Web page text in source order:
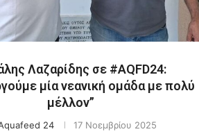
Λαζαρίδης σε #AQFD24:
μία νεανική ομάδα με πολύ
μέλλον”
24 17 Νοεμβρίου 2025